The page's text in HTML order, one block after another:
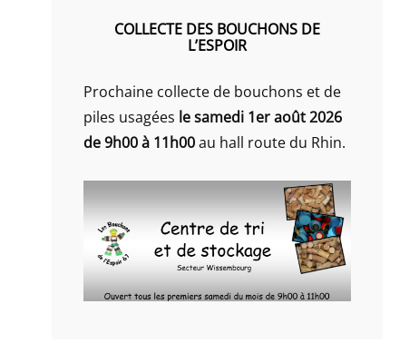
COLLECTE DES BOUCHONS DE
L’ESPOIR
Prochaine collecte de bouchons et de
piles usagées le samedi 1er août 2026
de 9h00 à 11h00au hall route du Rhin.